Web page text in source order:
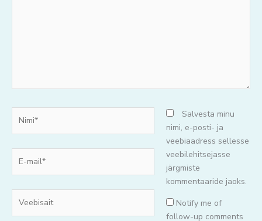
mail*
Salvesta minu
nimi, e-posti- ja
veebiaadress sellesse
veebilehitsejasse
järgmiste
kommentaaride jaoks.
Notify me of
follow-up comments